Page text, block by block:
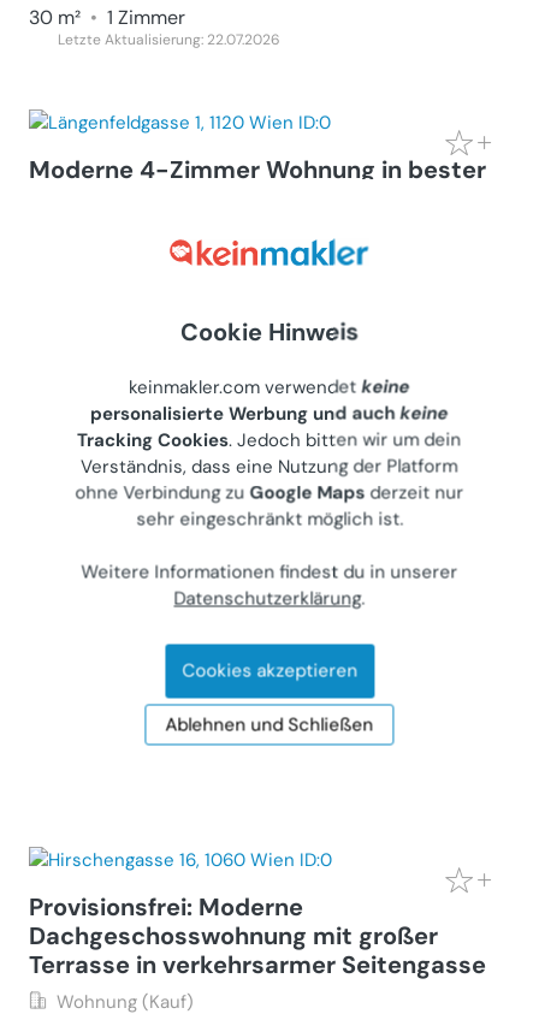
30 m² • 1 Zimmer
Letzte Aktualisierung: 22.07.2026
Moderne 4-Zimmer Wohnung in bester
Wohnung (Kauf)
Wien, Längenfeldgasse 1
4 Zimmer
Letzte Aktualisierung: 18.07.2026
3Zimmerwohnung 63 m2 in 1120 Wien
Meidling privat zu verkaufen
Wohnung (Kauf)
Privater Anbieter
€ 315.000
3 Zimmer
Provisionsfrei: Moderne
Dachgeschosswohnung mit großer
Terrasse in verkehrsarmer Seitengasse
Wohnung (Kauf)
Cookie Hinweis
keinmakler.com verwendetkeine
personalisierte Werbung und auchkeine
Tracking Cookies. Jedoch bitten wir um dein
Verständnis, dass eine Nutzung der Platform
ohne Verbindung zuGoogle Maps derzeit nur
sehr eingeschränkt möglich ist.
Weitere Informationen findest du in unserer
Datenschutzerklärung.
Cookies akzeptieren
Ablehnen und Schließen